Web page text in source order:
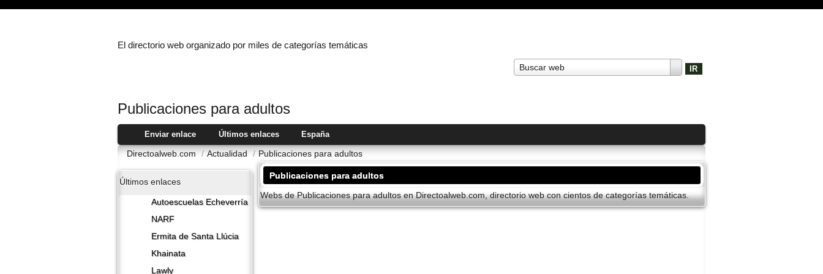
El directorio web organizado por miles de categorías temáticas
Buscar web
Publicaciones para adultos
Enviar enlace Últimos enlaces España
Directoalweb.com / Actualidad / Publicaciones para adultos
Últimos enlaces
Autoescuelas Echeverría
NARF
Ermita de Santa Llúcia
Khainata
Lawly
Publicaciones para adultos
Webs de Publicaciones para adultos en Directoalweb.com, directorio web con cientos de categorí­as temáticas.